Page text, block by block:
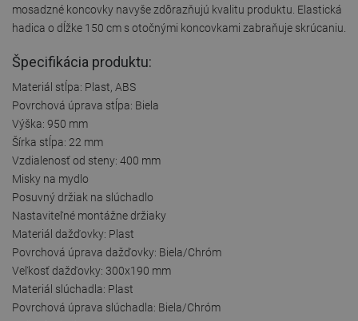
mosadzné koncovky navyše zdôrazňujú kvalitu produktu. Elastická
hadica o dĺžke 150 cm s otočnými koncovkami zabraňuje skrúcaniu.
Špecifikácia produktu:
Materiál stĺpa: Plast, ABS
Povrchová úprava stĺpa: Biela
Výška: 950 mm
Šírka stĺpa: 22 mm
Vzdialenosť od steny: 400 mm
Misky na mydlo
Posuvný držiak na slúchadlo
Nastaviteľné montážne držiaky
Materiál dažďovky: Plast
Povrchová úprava dažďovky: Biela/Chróm
Veľkosť dažďovky: 300x190 mm
Materiál slúchadla: Plast
Povrchová úprava slúchadla: Biela/Chróm